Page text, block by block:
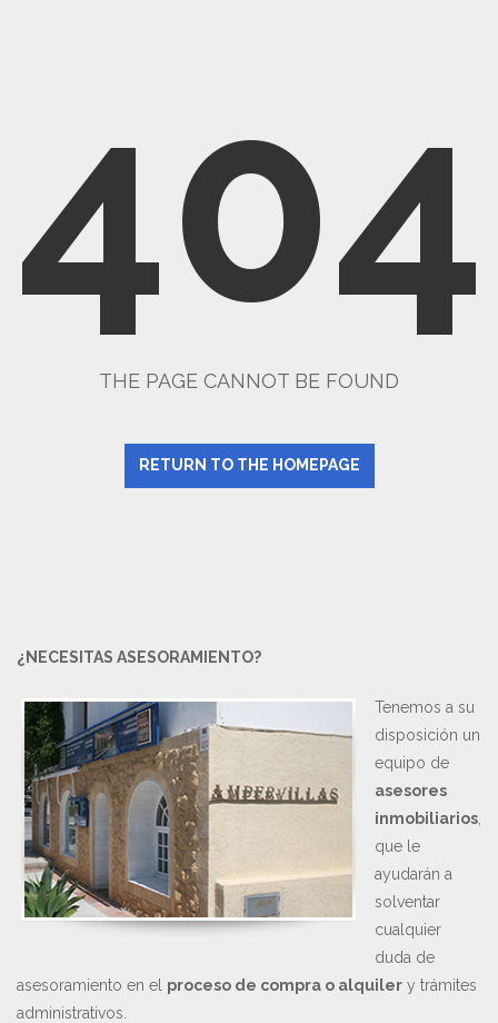
404
THE PAGE CANNOT BE FOUND
RETURN TO THE HOMEPAGE
¿NECESITAS ASESORAMIENTO?
Tenemos a su
disposición un
equipo de
asesores
inmobiliarios,
que le
ayudarán a
solventar
cualquier
duda de
asesoramiento en el proceso de compra o alquiler y trámites
administrativos.